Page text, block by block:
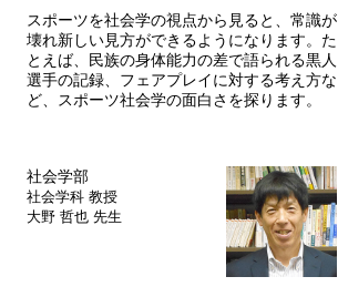
スポーツを社会学の視点から見ると、常識が
壊れ新しい見方ができるようになります。た
とえば、民族の身体能力の差で語られる黒人
選手の記録、フェアプレイに対する考え方な
ど、スポーツ社会学の面白さを探ります。
社会学部
社会学科 教授
大野 哲也 先生